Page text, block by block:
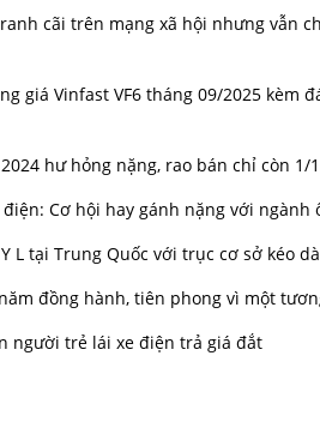
cãi trên mạng xã hội nhưng vẫn
giá Vinfast VF6 tháng 09/2025 kèm
hư hỏng nặng, rao bán chỉ còn 1/
Cơ hội hay gánh nặng với ngành
L tại Trung Quốc với trục cơ sở kéo
đồng hành, tiên phong vì một
người trẻ lái xe điện trả giá đắt